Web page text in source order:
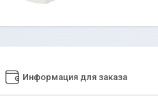
Информация для заказа